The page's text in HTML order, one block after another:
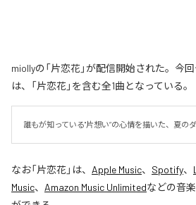
miollyの「片恋花」が配信開始された。今
は、「片恋花」を含む全1曲となっている。
誰もが知っている"片想い”の心情を描いた、夏の
なお「片恋花」は、 Apple Music、 Spotify、
Music、 Amazon Music Unlimitedなどの音